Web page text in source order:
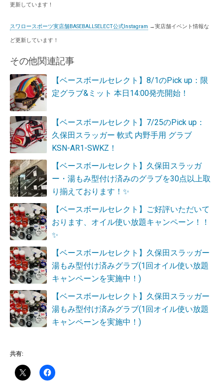
更新しています！
スワロースポーツ実店舗BASEBALLSELECT公式Instagram →実店舗イベント情報な
ど更新しています！
その他関連記事
【ベースボールセレクト】8/1のPick up：限
定グラブ&ミット 本日14:00発売開始！
【ベースボールセレクト】7/25のPick up：
久保田スラッガー 軟式 内野手用 グラブ
KSN-AR1-SWKZ！
【ベースボールセレクト】久保田スラッガ
ー・湯もみ型付け済みのグラブを30点以上取
り揃えております！✨
【ベースボールセレクト】ご好評いただいて
おります、オイル使い放題キャンペーン！！
✨
【ベースボールセレクト】久保田スラッガー
湯もみ型付け済みグラブ(1回オイル使い放題
キャンペーンを実施中！)
【ベースボールセレクト】久保田スラッガー
湯もみ型付け済みグラブ(1回オイル使い放題
キャンペーンを実施中！)
共有: